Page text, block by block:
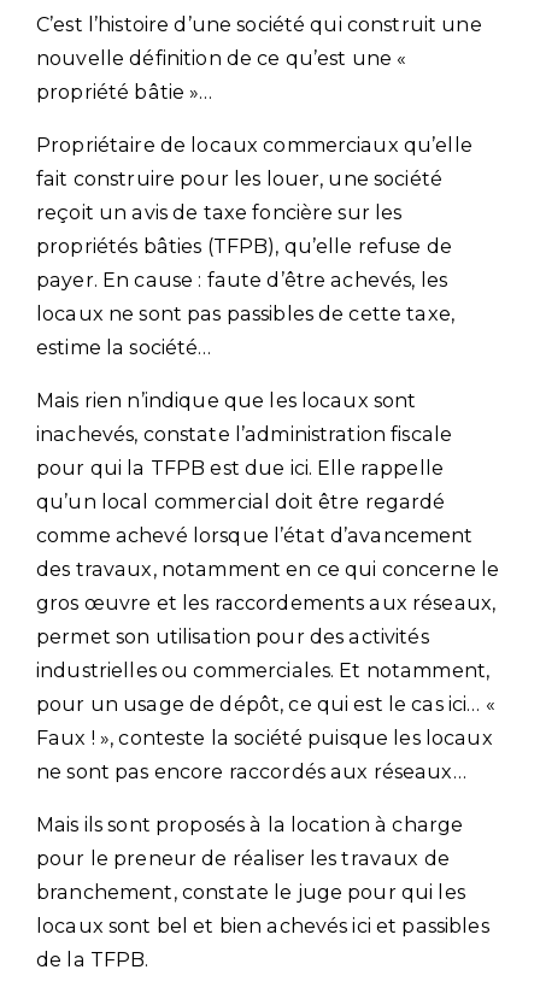
C’est l’histoire d’une société qui construit une
nouvelle définition de ce qu’est une «
propriété bâtie »…
Propriétaire de locaux commerciaux qu’elle
fait construire pour les louer, une société
reçoit un avis de taxe foncière sur les
propriétés bâties (TFPB), qu’elle refuse de
payer. En cause : faute d’être achevés, les
locaux ne sont pas passibles de cette taxe,
estime la société…
Mais rien n’indique que les locaux sont
inachevés, constate l’administration fiscale
pour qui la TFPB est due ici. Elle rappelle
qu’un local commercial doit être regardé
comme achevé lorsque l’état d’avancement
des travaux, notamment en ce qui concerne le
gros œuvre et les raccordements aux réseaux,
permet son utilisation pour des activités
industrielles ou commerciales. Et notamment,
pour un usage de dépôt, ce qui est le cas ici… «
Faux ! », conteste la société puisque les locaux
ne sont pas encore raccordés aux réseaux…
Mais ils sont proposés à la location à charge
pour le preneur de réaliser les travaux de
branchement, constate le juge pour qui les
locaux sont bel et bien achevés ici et passibles
de la TFPB.